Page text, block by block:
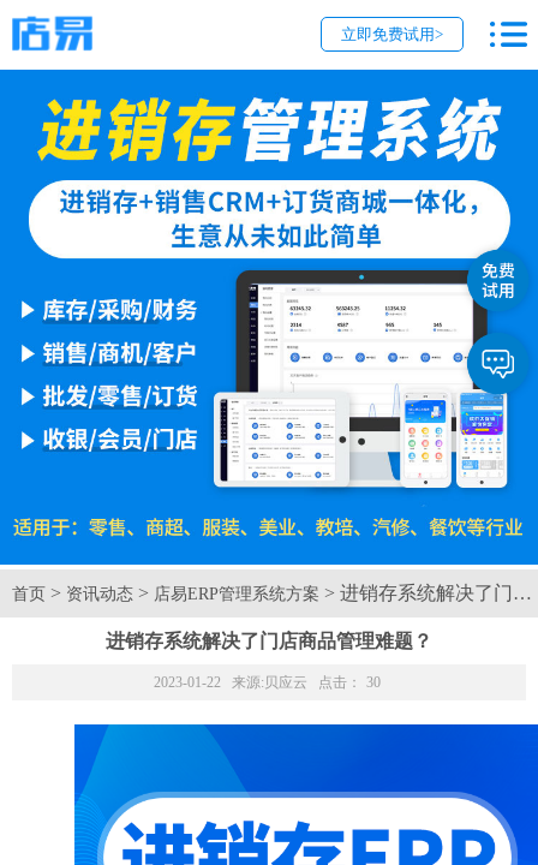
立即免费试用>
首页 > 资讯动态 > 店易ERP管理系统方案 > 进销存系统解决了门
进销存系统解决了门店商品管理难题？
2023-01-22 来源: 贝应云 点击： 30